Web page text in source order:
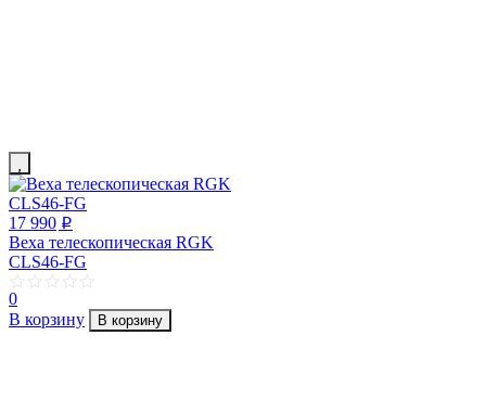
17 990 p
Веха телескопическая RGK
CLS46-FG
0
В корзину
В корзину